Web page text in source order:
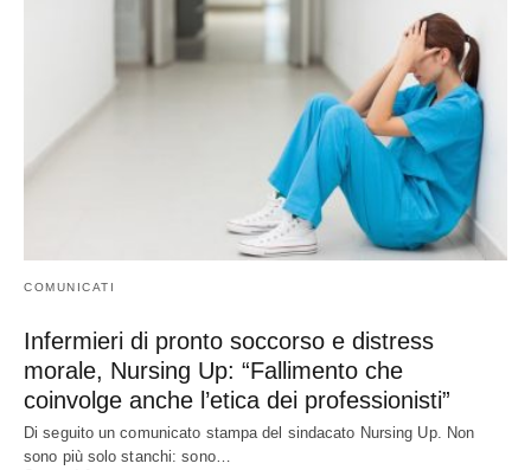
COMUNICATI
Infermieri di pronto soccorso e distress
morale, Nursing Up: “Fallimento che
coinvolge anche l’etica dei professionisti”
Di seguito un comunicato stampa del sindacato Nursing Up. Non
sono più solo stanchi: sono…